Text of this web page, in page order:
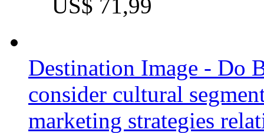
Der Imagefit zwischen
Beispiel des Conergy